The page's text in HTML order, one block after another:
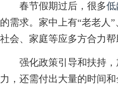
春节假期过后，很多低
的需求。家中上有“老老人
社会、家庭等应多方合力帮
强化政策引导和扶持，
力，还需付出大量的时间